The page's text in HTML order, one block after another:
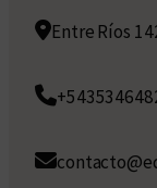
Entre Ríos